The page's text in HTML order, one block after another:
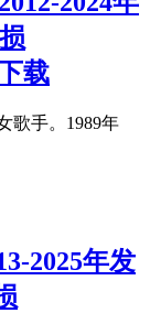
载
歌手。1989年
2025年发